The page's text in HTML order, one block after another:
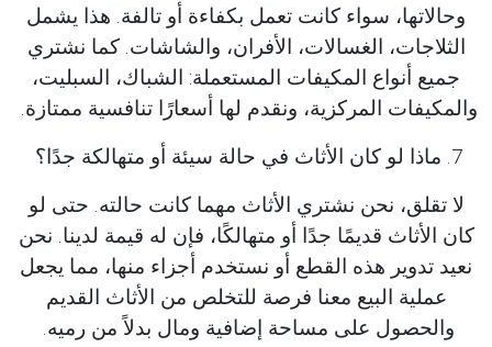
وحالاتها، سواء كانت تعمل بكفاءة أو تالفة. هذا يشمل
الثلاجات، الغسالات، الأفران، والشاشات. كما نشتري
جميع أنواع المكيفات المستعملة: الشباك، السبليت،
والمكيفات المركزية، ونقدم لها أسعارًا تنافسية ممتازة.
7. ماذا لو كان الأثاث في حالة سيئة أو متهالكة جدًا؟
لا تقلق، نحن نشتري الأثاث مهما كانت حالته. حتى لو
كان الأثاث قديمًا جدًا أو متهالكًا، فإن له قيمة لدينا. نحن
نعيد تدوير هذه القطع أو نستخدم أجزاء منها، مما يجعل
عملية البيع معنا فرصة للتخلص من الأثاث القديم
والحصول على مساحة إضافية ومال بدلاً من رميه.